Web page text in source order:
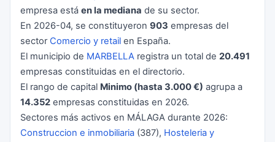
empresa está en la mediana de su sector.
En 2026-04, se constituyeron 903 empresas del
sector Comercio y retail en España.
El municipio de MARBELLA registra un total de 20.491
empresas constituidas en el directorio.
El rango de capital Minimo (hasta 3.000 €) agrupa a
14.352 empresas constituidas en 2026.
Sectores más activos en MÁLAGA durante 2026:
Construccion e inmobiliaria (387), Hosteleria y